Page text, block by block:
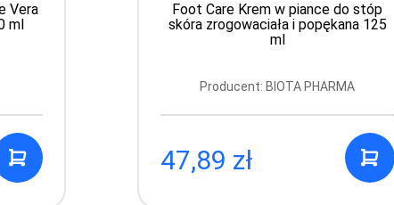
Vera
ml
Foot Care Krem w piance do stóp
skóra zrogowaciała i popękana 125
ml
Producent: BIOTA PHARMA
47,89 zł